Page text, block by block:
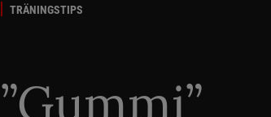
TRÄNINGSTIPS
”Gummi”